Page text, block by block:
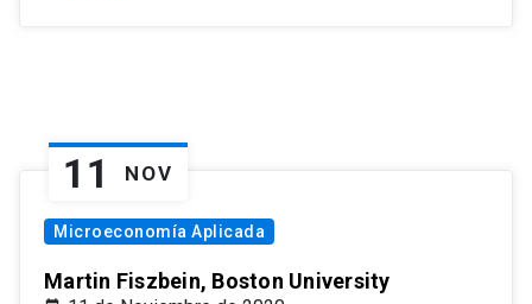
11 NOV
Microeconomía Aplicada
Martin Fiszbein, Boston University